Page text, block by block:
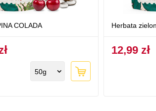
COLADA
50g
Herbata
12,99 zł